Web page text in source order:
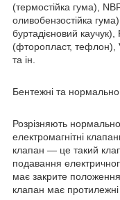
(термостійка гума),
оливобензостійка
буртадієновий
(фторопласт, тефлон),
та ін.
Бентежні та нормально
Розрізняють
електромагнітні
клапан — це такий
подавання
має закрите
клапан має протилежні